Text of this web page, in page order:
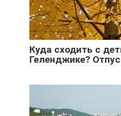
Куда сходить с
Геленджике?